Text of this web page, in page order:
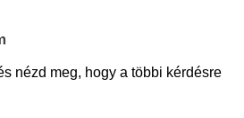
nézd meg, hogy a többi kérdésre